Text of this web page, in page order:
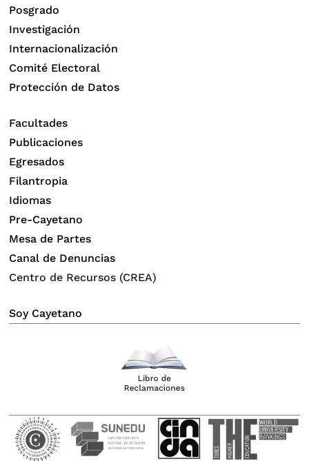
Posgrado
Investigación
Internacionalización
Comité Electoral
Protección de Datos
Facultades
Publicaciones
Egresados
Filantropia
Idiomas
Pre-Cayetano
Mesa de Partes
Canal de Denuncias
Centro de Recursos (CREA)
Soy Cayetano